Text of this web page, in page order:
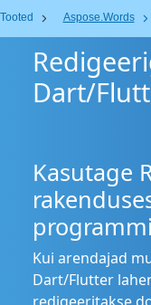
Tooted Aspose.Words
Dart/
Kasutage
Kui arendajad
Dart/Flutter